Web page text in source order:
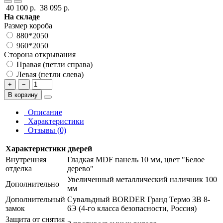
40 100 р. 38 095 р.
На складе
Размер короба
880*2050
960*2050
Сторона открывания
Правая (петли справа)
Левая (петли слева)
+
−
В корзину
Описание
Характеристики
Отзывы (0)
Характеристики дверей
Внутренняя
отделка
Гладкая MDF панель 10 мм, цвет "Белое
дерево"
Дополнительно
Увеличенный металлический наличник 100
мм
Дополнительный
замок
Сувальдный BORDER Гранд Термо 3В 8-
6Э (4-го класса безопасности, Россия)
Защита от снятия